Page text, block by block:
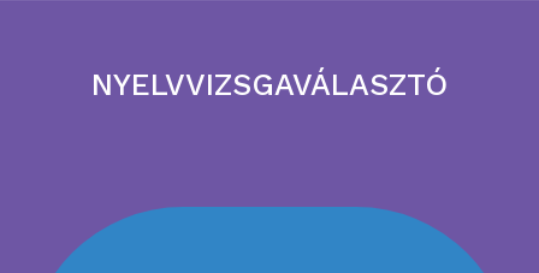
NYELVVIZSGAVÁLASZTÓ